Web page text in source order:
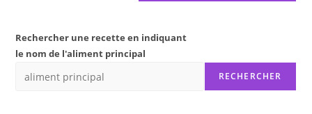
Rechercher une recette en indiquant
le nom de l'aliment principal
RECHERCHER